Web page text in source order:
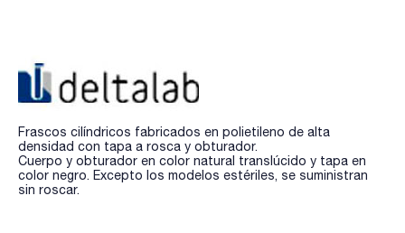
Frascos cilíndricos fabricados en polietileno de alta
densidad con tapa a rosca y obturador.
Cuerpo y obturador en color natural translúcido y tapa en
color negro. Excepto los modelos estériles, se suministran
sin roscar.